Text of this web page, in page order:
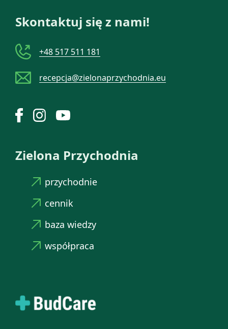
Skontaktuj się z nami!
+48 517 511 181
recepcja@zielonaprzychodnia.eu
Zielona Przychodnia
przychodnie
cennik
baza wiedzy
współpraca